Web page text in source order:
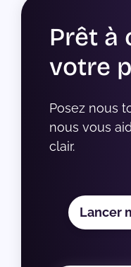
Prêt à
votre
Posez nous
nous vous
clair.
Lancer